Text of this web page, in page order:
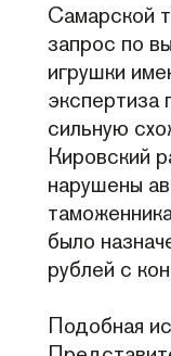
Самарской
запрос по
игрушки
экспертиза
сильную
Кировский
нарушены
было
рублей с
Подобная